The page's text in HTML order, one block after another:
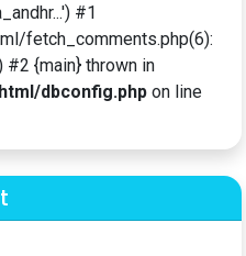
#1
fetch_comments.php(6):
#2 {main} thrown in
dbconfig.php on line